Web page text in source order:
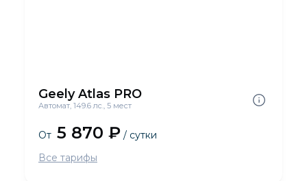
Geely Atlas PRO
Автомат, 149.6 лс., 5 мест
От 5 870 ₽ / сутки
Все тарифы